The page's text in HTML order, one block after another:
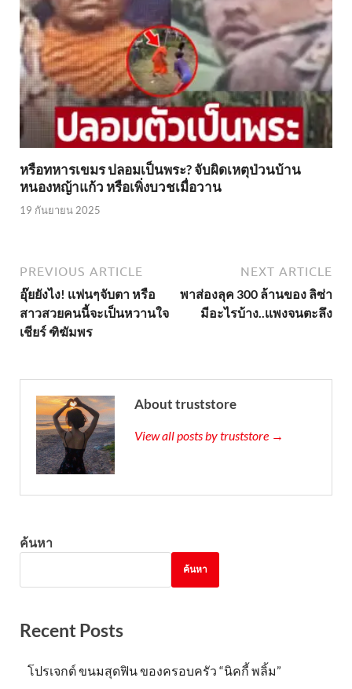
หรือทหารเขมร ปลอมเป็นพระ? จับผิดเหตุป่วนบ้าน
หนองหญ้าแก้ว หรือเพิ่งบวชเมื่อวาน
19 กันยายน 2025
PREVIOUS ARTICLE
อุ๊ยยังไง! เเฟนๆจับตา หรือ
สาวสวยคนนี้จะเป็นหวานใจ
เชียร์ ฑิฆัมพร
NEXT ARTICLE
พาส่องลุค 300 ล้านของ ลิซ่า
มีอะไรบ้าง..เเพงจนตะลึง
About truststore
View all posts by truststore →
ค้นหา
ค้นหา
Recent Posts
โปรเจกต์ ขนมสุดฟิน ของครอบครัว “นิคกี้ พลิ้ม”